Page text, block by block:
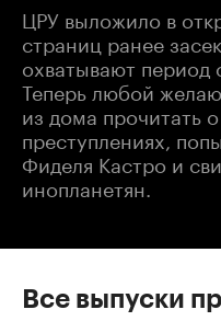
ЦРУ выложило в
страниц ранее
охватывают период
Теперь любой
из дома прочитать
преступлениях,
Фиделя Кастро и
инопланетян.
Все выпуски